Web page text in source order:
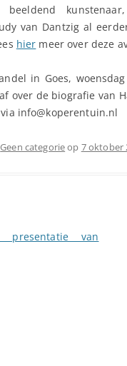
beeldend
van Dantzig al
hier meer over deze
in Goes,
over de biografie van
info@koperentuin.nl
Geen categorieop 7 oktober
van